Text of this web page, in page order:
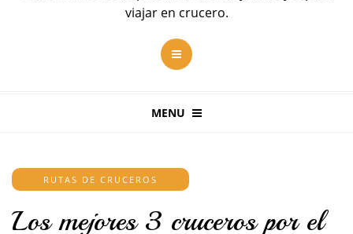
viajar en crucero.
MENU
RUTAS DE CRUCEROS
Los mejores 3 cruceros por el